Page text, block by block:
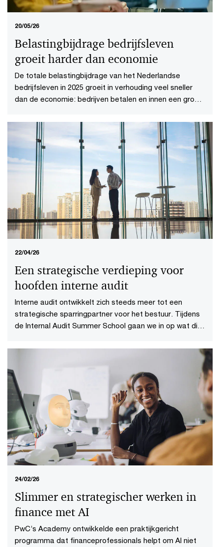
20/05/26
Belastingbijdrage bedrijfsleven
groeit harder dan economie
De totale belastingbijdrage van het Nederlandse
bedrijfsleven in 2025 groeit in verhouding veel sneller
dan de economie: bedrijven betalen en innen een groot
22/04/26
Een strategische verdieping voor
hoofden interne audit
Interne audit ontwikkelt zich steeds meer tot een
strategische sparringpartner voor het bestuur. Tijdens
de Internal Audit Summer School gaan we in op wat dit
24/02/26
Slimmer en strategischer werken in
finance met AI
PwC’s Academy ontwikkelde een praktijkgericht
programma dat financeprofessionals helpt om AI niet